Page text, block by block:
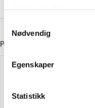
Nødvendig
Egenskaper
Statistikk
Post A Comment